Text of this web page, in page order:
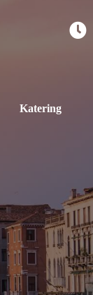
Katering